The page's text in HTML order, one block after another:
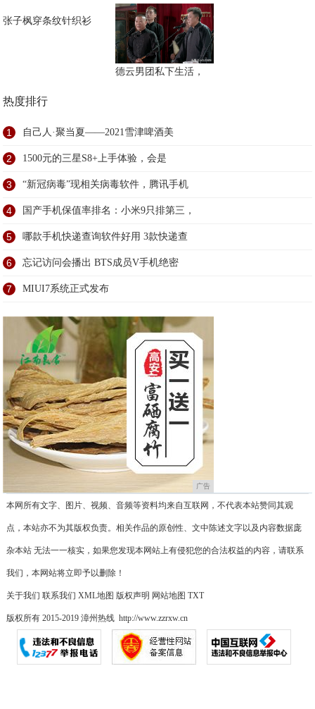
张子枫穿条纹针织衫
德云男团私下生活，
热度排行
1 自己人·聚当夏——2021雪津啤酒美
2 1500元的三星S8+上手体验，会是
3 “新冠病毒”现相关病毒软件，腾讯手机
4 国产手机保值率排名：小米9只排第三，
5 哪款手机快递查询软件好用 3款快递查
6 忘记访问会播出 BTS成员V手机绝密
7 MIUI7系统正式发布
广告
本网所有文字、图片、视频、音频等资料均来自互联网，不代表本站赞同其观
点，本站亦不为其版权负责。相关作品的原创性、文中陈述文字以及内容数据庞
杂本站 无法一一核实，如果您发现本网站上有侵犯您的合法权益的内容，请联系
我们，本网站将立即予以删除！
关于我们 联系我们 XML地图 版权声明 网站地图 TXT
版权所有 2015-2019 漳州热线 http://www.zzrxw.cn